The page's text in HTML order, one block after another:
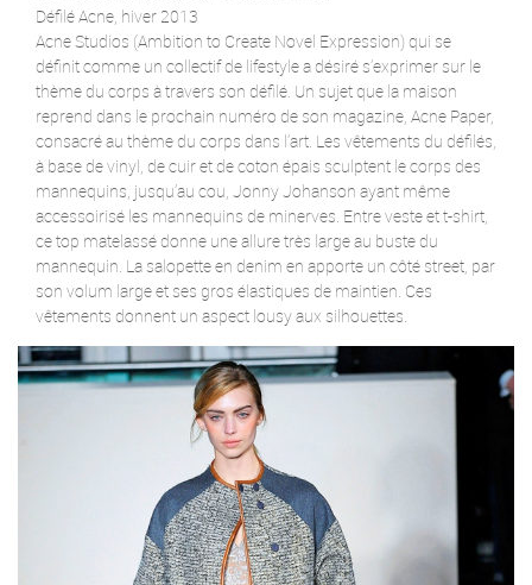
Défilé Acne, hiver 2013
Acne Studios (Ambition to Create Novel Expression) qui se
définit comme un collectif de lifestyle a désiré s’exprimer sur le
thème du corps à travers son défilé. Un sujet que la maison
reprend dans le prochain numéro de son magazine, Acne Paper,
consacré au thème du corps dans l’art. Les vêtements du défilés,
à base de vinyl, de cuir et de coton épais sculptent le corps des
mannequins, jusqu’au cou, Jonny Johanson ayant même
accessoirisé les mannequins de minerves. Entre veste et t-shirt,
ce top matelassé donne une allure très large au buste du
mannequin. La salopette en denim en apporte un côté street, par
son volum large et ses gros élastiques de maintien. Ces
vêtements donnent un aspect lousy aux silhouettes.